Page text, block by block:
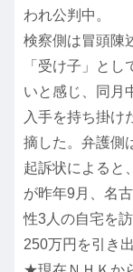
われ公判中。
検察側は冒頭陳
「受け子」と
いと感じ、同月
入手を持ち掛け
摘した。弁護側
起訴状によると
が昨年9月、名
性3人の自宅を
250万円を引き